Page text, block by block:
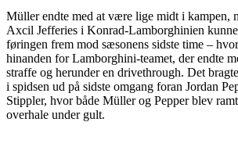
Müller endte med at være lige midt i kampen,
Axcil Jefferies i Konrad-Lamborghinien
føringen frem mod sæsonens sidste time –
hinanden for Lamborghini-teamet, der endte
straffe og herunder en drivethrough. Det
i spidsen ud på sidste omgang foran Jordan
Stippler, hvor både Müller og Pepper blev
overhale under gult.